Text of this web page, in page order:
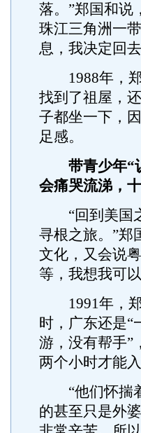
落。”郑国和说
珠江三角洲一
息，我决定回
1988年，郑
找到了祖屋，
子都坐一下，
足感。
带青少年“
会痛哭流涕，
“回到美国之
寻根之旅。”郑
文化，又会说
等，我想我可
1991年，郑
时，广东还是“
游，没有帮手”
两个小时才能入
“他们怀揣着
的甚至只是外